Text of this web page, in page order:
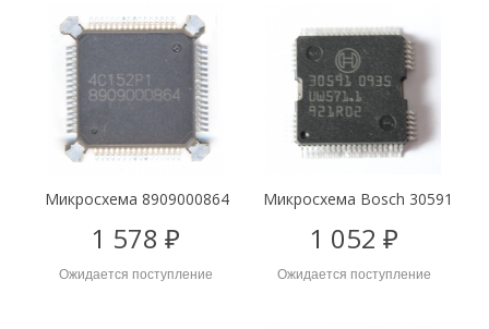
Микросхема 8909000864
1 578 ₽
Ожидается поступление
Микросхема Bosch 30591
1 052 ₽
Ожидается поступление